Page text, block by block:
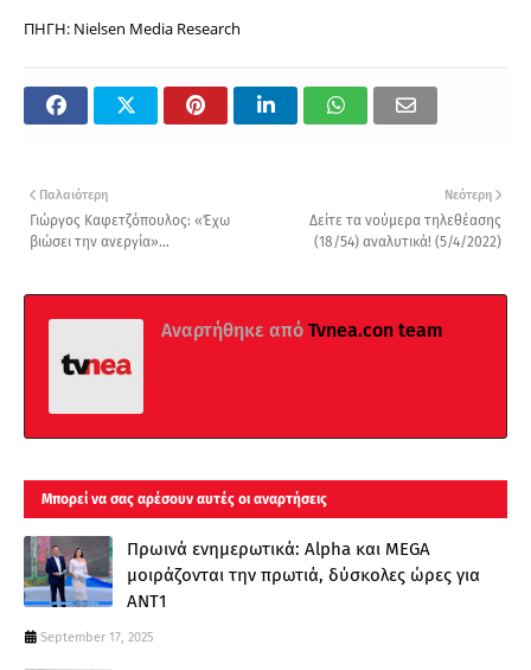
ΠΗΓΗ: Nielsen Media Research
Νεότερη
Δείτε τα νούμερα τηλεθέασης
(18/54) αναλυτικά! (5/4/2022)
Παλαιότερη
Γιώργος Καφετζόπουλος: «Έχω
βιώσει την ανεργία»...
Αναρτήθηκε από Tvnea.con team
Μπορεί να σας αρέσουν αυτές οι αναρτήσεις
Πρωινά ενημερωτικά: Alpha και MEGA
μοιράζονται την πρωτιά, δύσκολες ώρες για
ΑΝΤ1
September 17, 2025